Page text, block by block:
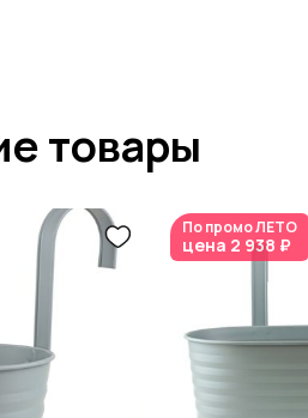
товары
По промоЛЕТО
цена 2 938 ₽